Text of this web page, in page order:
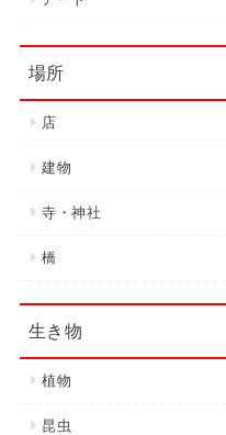
場所
店
建物
寺・神社
橋
生き物
植物
昆虫